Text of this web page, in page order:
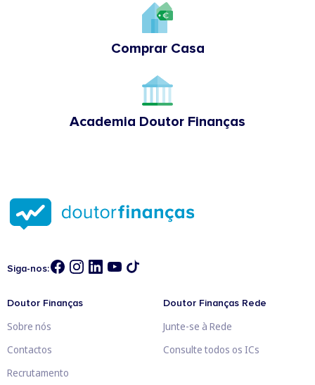
Comprar Casa
Academia Doutor Finanças
Siga-nos:
Doutor Finanças
Sobre nós
Contactos
Recrutamento
Doutor Finanças Rede
Junte-se à Rede
Consulte todos os ICs